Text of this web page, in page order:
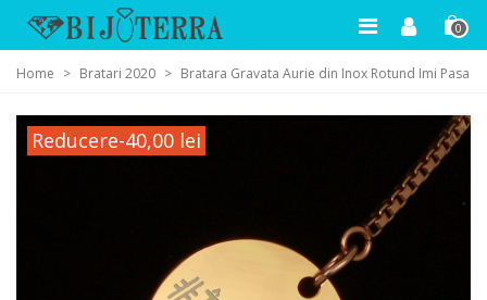
0
Home > Bratari 2020 > Bratara Gravata Aurie din Inox Rotund Imi Pasa
Reducere-40,00 lei